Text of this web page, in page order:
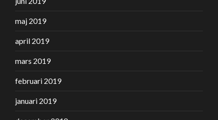
maj 2019
april 2019
mars 2019
februari 2019
januari 2019